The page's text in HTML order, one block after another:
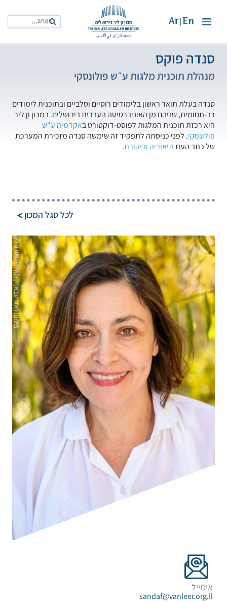
En
Ar
סנדה פוקס
מנהלת תוכנית מלגות ע״ש פולונסקי
סנדה בעלת תואר ראשון בלימודים רוסיים וסלביים ובתוכנית לימודים
רב-תחומית, שניהם מן האוניברסיטה העברית בירושלים. במכון ון ליר
היא רכזת תוכנית המלגות לפוסט-דוקטורט באקדמיה ע"ש
פולונסקי. לפני כניסתה לתפקיד זה שימשה סנדה מזכירת המערכת
של כתב העתתיאוריה וביקורת.
לכל סגל המכון
אימייל
sandaf@vanleer.org.il